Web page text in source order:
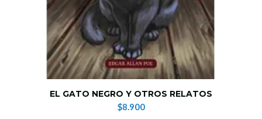
EL GATO NEGRO Y OTROS RELATOS
$8.900